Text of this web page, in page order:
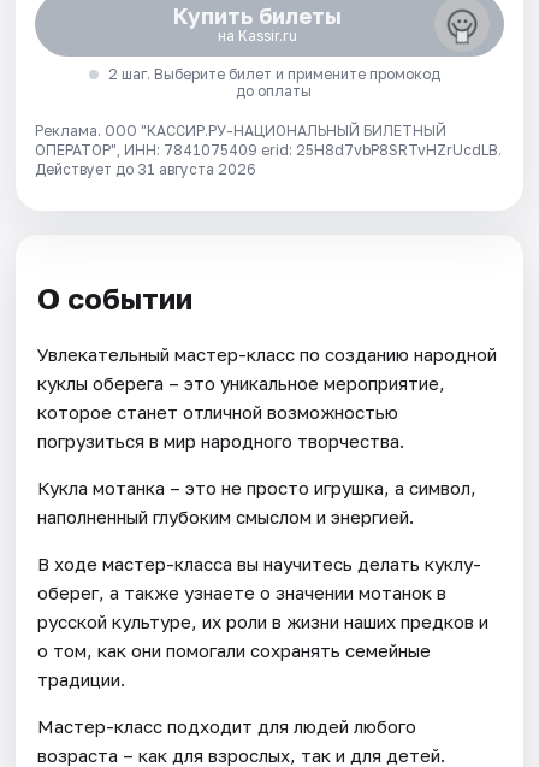
Купить билеты
на Kassir.ru
2 шаг. Выберите билет и примените промокод
до оплаты
Реклама. ООО "КАССИР.РУ-НАЦИОНАЛЬНЫЙ БИЛЕТНЫЙ
ОПЕРАТОР", ИНН: 7841075409 erid: 25H8d7vbP8SRTvHZrUcdLB.
Действует до 31 августа 2026
О событии
Увлекательный мастер-класс по созданию народной
куклы оберега – это уникальное мероприятие,
которое станет отличной возможностью
погрузиться в мир народного творчества.
Кукла мотанка – это не просто игрушка, а символ,
наполненный глубоким смыслом и энергией.
В ходе мастер-класса вы научитесь делать куклу-
оберег, а также узнаете о значении мотанок в
русской культуре, их роли в жизни наших предков и
о том, как они помогали сохранять семейные
традиции.
Мастер-класс подходит для людей любого
возраста – как для взрослых, так и для детей.